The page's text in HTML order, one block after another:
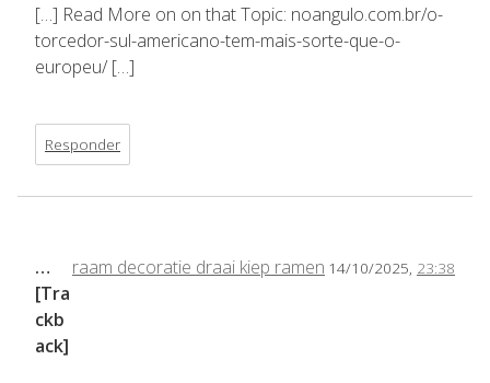
[…] Read More on on that Topic: noangulo.com.br/o-
torcedor-sul-americano-tem-mais-sorte-que-o-
europeu/ […]
Responder
raam decoratie draai kiep ramen 14/10/2025, 23:38
…
[Tra
ckb
ack]